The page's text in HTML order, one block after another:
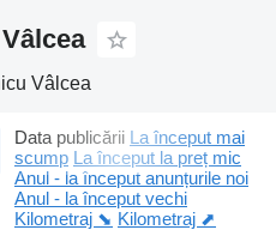
Vâlcea
Data publicării La început mai
scump La început la preț mic
Anul - la început anunțurile noi
Anul - la început vechi
Kilometraj ⬊ Kilometraj ⬈